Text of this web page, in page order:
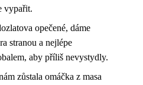
vypařit.
opečené, dáme
stranou a nejlépe
aby příliš nevystydly.
zůstala omáčka z masa